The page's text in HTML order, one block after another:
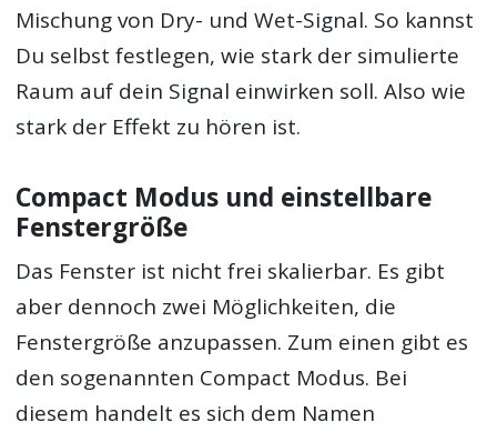
Mischung von Dry- und Wet-Signal. So kannst
Du selbst festlegen, wie stark der simulierte
Raum auf dein Signal einwirken soll. Also wie
stark der Effekt zu hören ist.
Compact Modus und einstellbare
Fenstergröße
Das Fenster ist nicht frei skalierbar. Es gibt
aber dennoch zwei Möglichkeiten, die
Fenstergröße anzupassen. Zum einen gibt es
den sogenannten Compact Modus. Bei
diesem handelt es sich dem Namen